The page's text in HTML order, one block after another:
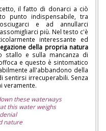
il fatto di donarci a ciò
punto indispensabile, tra
e ad annullarci
più. Nel testo c'è
interessante ed
della propria natura
stallo e sulla mancanza di
e questo è sintomatico
all'abbandono della
sentirsi irrecuperabili. Senza
veramente.
these waterways
this water weighs
nature